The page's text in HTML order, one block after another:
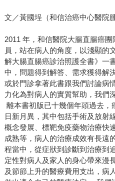
文／黃國埕（和信治癌中心醫院
2011 年，和信醫院大腸直腸癌
員，站在病人的角度，以淺顯的
解大腸直腸癌診治照護全書》一
中，問題得到解答、需求獲得解
或於門診拿著此書跟我們討論病
力化為對病人的實質幫助，我們
離本書初版已十幾個年頭過去
日新月異，其中包括手術及放射
概念發展、標靶免疫藥物治療快
成熟等，病人的治療成效有長遠
程當中，從症狀到診斷到治療到
定性對病人及家人的身心帶來漫
及節節上升的醫療費用支出，病